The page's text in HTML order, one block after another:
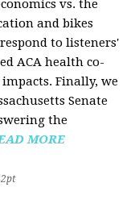
vs. the
and bikes
to listeners'
ACA health co-
Finally, we
Senate
the
MORE